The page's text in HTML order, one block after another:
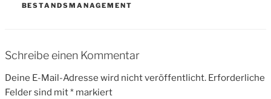
BESTANDSMANAGEMENT
Schreibe einen Kommentar
Deine E-Mail-Adresse wird nicht veröffentlicht. Erforderliche
Felder sind mit* markiert